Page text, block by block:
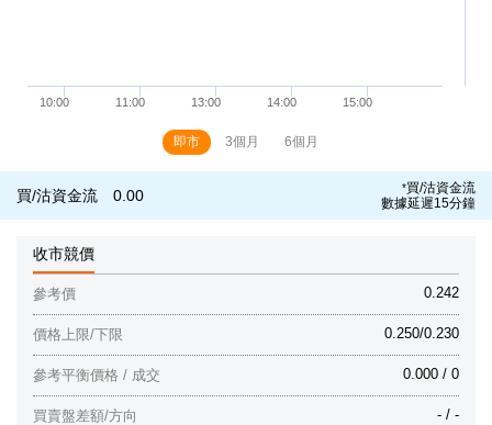
即市 3個月 6個月
買/沽資金流 0.00 *買/沽資金流
數據延遲15分鐘
收市競價
0.242
參考價
0.250/0.230
價格上限/下限
0.000 / 0
參考平衡價格 / 成交
- / -
買賣盤差額/方向